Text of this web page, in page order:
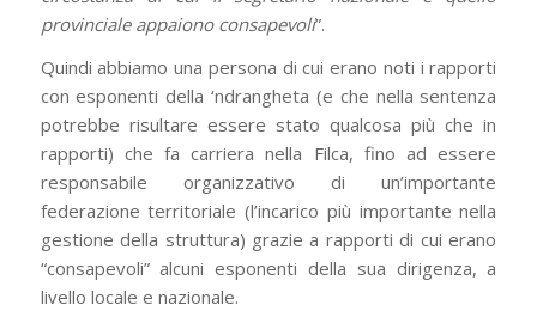
provinciale appaiono consapevoli”.
Quindi abbiamo una persona di cui erano noti i rapporti
con esponenti della ‘ndrangheta (e che nella sentenza
potrebbe risultare essere stato qualcosa più che in
rapporti) che fa carriera nella Filca, fino ad essere
responsabile organizzativo di un’importante
federazione territoriale (l’incarico più importante nella
gestione della struttura) grazie a rapporti di cui erano
“consapevoli” alcuni esponenti della sua dirigenza, a
livello locale e nazionale.